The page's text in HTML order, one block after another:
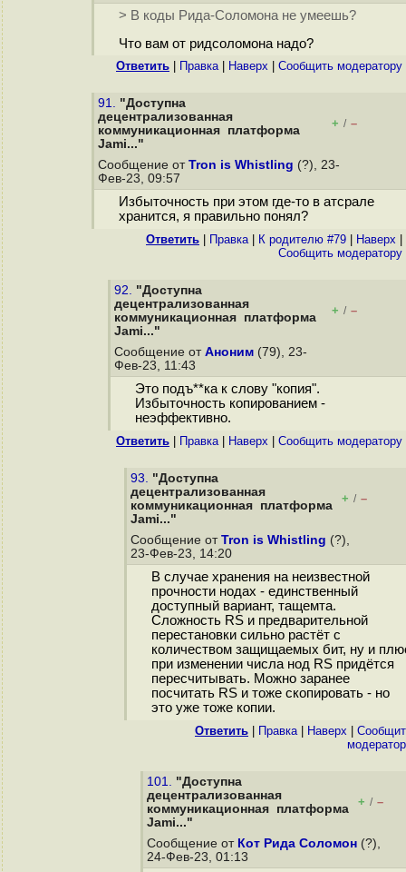
> В коды Рида-Соломона не умеешь?
Что вам от ридсоломона надо?
Ответить Правка| Наверх Cообщить модератору
91. "Доступна
децентрализованная
коммуникационная платформа
Jami..."
+ / –
Сообщение от Tron is Whistling (?), 23-
Фев-23, 09:57
Избыточность при этом где-то в атсрaле
хранится, я правильно понял?
Ответить Правка| К родителю #79 Наверх
Cообщить модератору
92. "Доступна
децентрализованная
коммуникационная платформа
Jami..."
+ / –
Сообщение от Аноним (79), 23-
Фев-23, 11:43
Это подъ**ка к слову "копия".
Избыточность копированием -
неэффективно.
Ответить Правка| Наверх Cообщить модератору
93. "Доступна
децентрализованная
коммуникационная платформа
Jami..."
+ / –
Сообщение от Tron is Whistling (?),
23-Фев-23, 14:20
В случае хранения на неизвестной
прочности нодах - единственный
доступный вариант, тащемтa.
Сложность RS и предварительной
перестановки сильно растёт с
количеством защищаемых бит, ну и
при изменении числа нод RS придётся
пересчитывать. Можно заранее
посчитать RS и тоже скопировать - но
это уже тоже копии.
Ответить Правка| Наверх
101. "Доступна
децентрализованная
коммуникационная платформа
Jami..."
+ / –
Сообщение от Кот Рида Соломон (?),
24-Фев-23, 01:13